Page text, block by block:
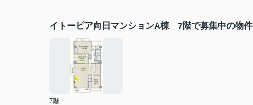
イトーピア向日マンションA棟 7階で募集中の物件
7階